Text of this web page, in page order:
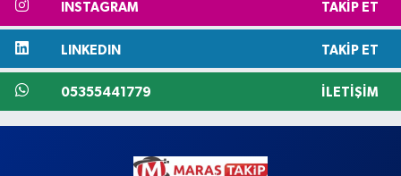
INSTAGRAM TAKIP ET
LINKEDIN TAKIP ET
05355441779 İLETIŞIM